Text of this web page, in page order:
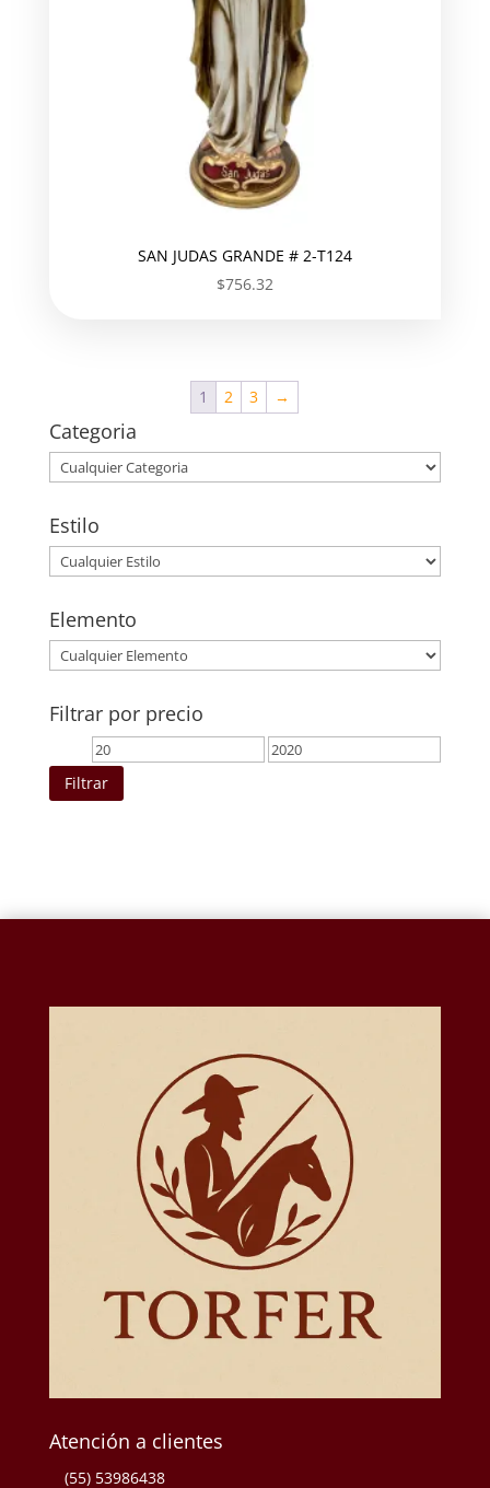
SAN JUDAS GRANDE # 2-T124
$756.32
1 2 3 →
Categoria
Estilo
Elemento
Filtrar por precio
Precio
mínimo
Precio
Filtrar
Atención a clientes
(55) 53986438